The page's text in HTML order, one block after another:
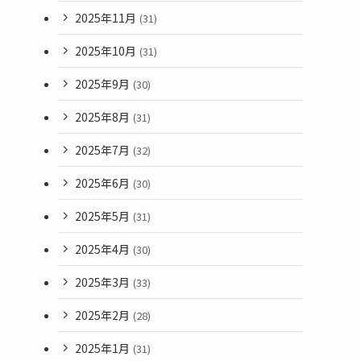
2025年11月 (31)
2025年10月 (31)
2025年9月 (30)
2025年8月 (31)
2025年7月 (32)
2025年6月 (30)
2025年5月 (31)
2025年4月 (30)
2025年3月 (33)
2025年2月 (28)
2025年1月 (31)